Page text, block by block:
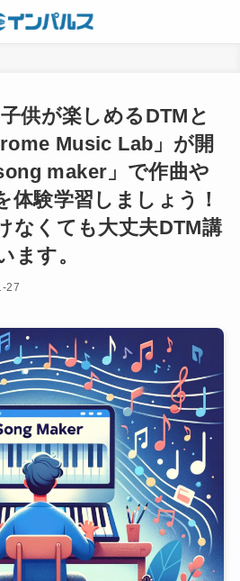
供が楽しめるDTMと
Music Lab」が開
maker」で作曲や
体験学習しましょう！
なくても大丈夫DTM講
ます。
27